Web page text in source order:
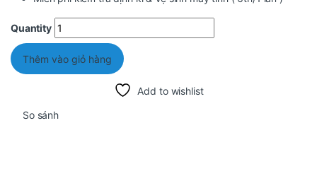
Quantity
Thêm vào giỏ hàng
Add to wishlist
So sánh